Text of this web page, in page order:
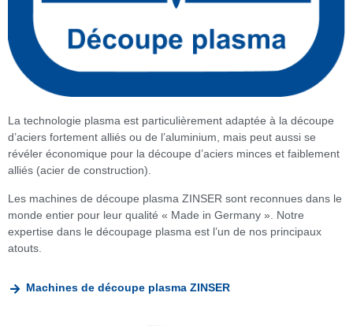
La technologie plasma est particulièrement adaptée à la découpe
d’aciers fortement alliés ou de l’aluminium, mais peut aussi se
révéler économique pour la découpe d’aciers minces et faiblement
alliés (acier de construction).
Les machines de découpe plasma ZINSER sont reconnues dans le
monde entier pour leur qualité « Made in Germany ». Notre
expertise dans le découpage plasma est l’un de nos principaux
atouts.
Machines de découpe plasma ZINSER